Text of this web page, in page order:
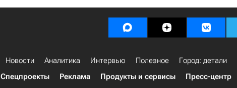
Новости Аналитика Интервью Полезное Город: детали
Спецпроекты
Реклама Продукты и сервисы Пресс-центр